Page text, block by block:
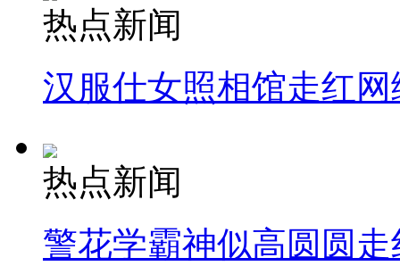
热点新闻
汉服仕女照相馆走红网
热点新闻
警花学霸神似高圆圆走